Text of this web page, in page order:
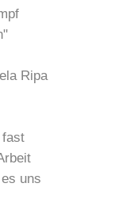
Ripa
fast
uns